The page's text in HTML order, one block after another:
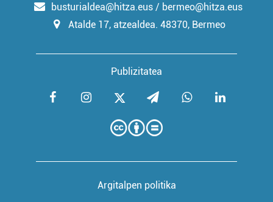
Publizitatea
busturialdea@hitza.eus / bermeo@hitza.eus
Atalde 17, atzealdea. 48370, Bermeo
Argitalpen politika